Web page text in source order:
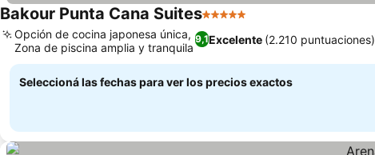
Bakour Punta Cana Suites5 Estrellas
9,1Excelente (2.210 puntuaciones)
Opción de cocina japonesa única,
Zona de piscina amplia y tranquila
Seleccioná las fechas para ver los precios exactos